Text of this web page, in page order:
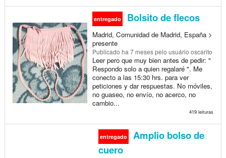
entregado Bolsito de flecos
Madrid, Comunidad de Madrid, España >
presente
Publicado ha 7 mesespelo usuário oscarito
Leer pero que muy bien antes de pedir: "
Respondo solo a quien regalaré ". Me
conecto a las 15:30 hrs. para ver
peticiones y dar respuestas. No móviles,
no guaseo, no envío, no acerco, no
cambio...
419 leituras
entregado
Amplio bolso de
cuero